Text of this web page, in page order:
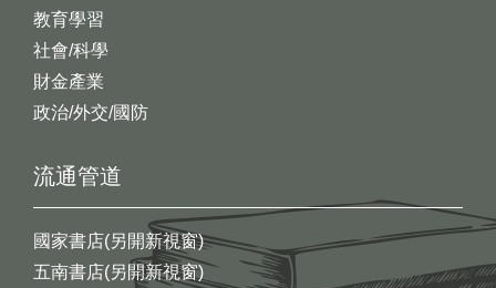
教育學習
社會/科學
財金產業
政治/外交/國防
流通管道
國家書店(另開新視窗)
五南書店(另開新視窗)